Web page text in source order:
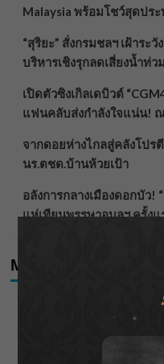
Malaysia พร้อมโชว์สุดประ
“สุริยะ” สั่งกรมชลฯ เฝ้าระ
บริหารเชิงรุกลดเสี่ยงน้ำท่วม
เปิดตัวซิงเกิลเดบิวต์
แฟนคลับส่งกำลังใจแน่น!
จากดอยห่างไกลสู่คลังโป
นร.ตชด.บ้านห้วยเป้า
อลังการกลางเมืองดอกบัว!
แห่เทียนพรรษาอุบลฯ ครั้ง
Meta